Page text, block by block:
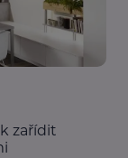
zařídit